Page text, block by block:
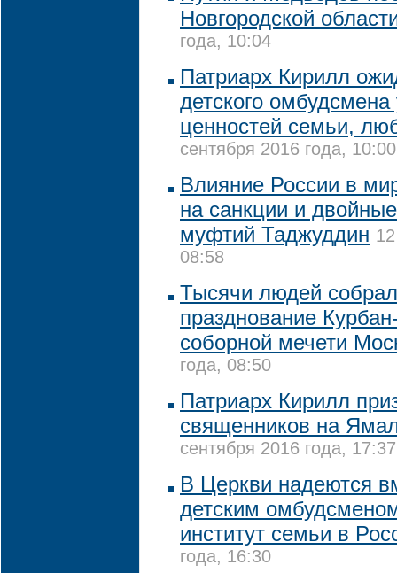
Новгородской
года, 10:04
Патриарх Кирилл
детского
ценностей семьи,
сентября 2016 года, 10:00
Влияние России в
на санкции и
муфтий Таджуддин
08:58
Тысячи людей
празднование
соборной мечети
года, 08:50
Патриарх Кирилл
священников на
сентября 2016 года, 17:37
В Церкви надеются
детским
институт семьи в
года, 16:30